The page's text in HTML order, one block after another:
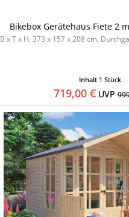
Bikebox Gerätehaus Fiete 2
B x T x H: 373 x 157 x 208 cm,
Inhalt 1 Stück
719,00 € UVP